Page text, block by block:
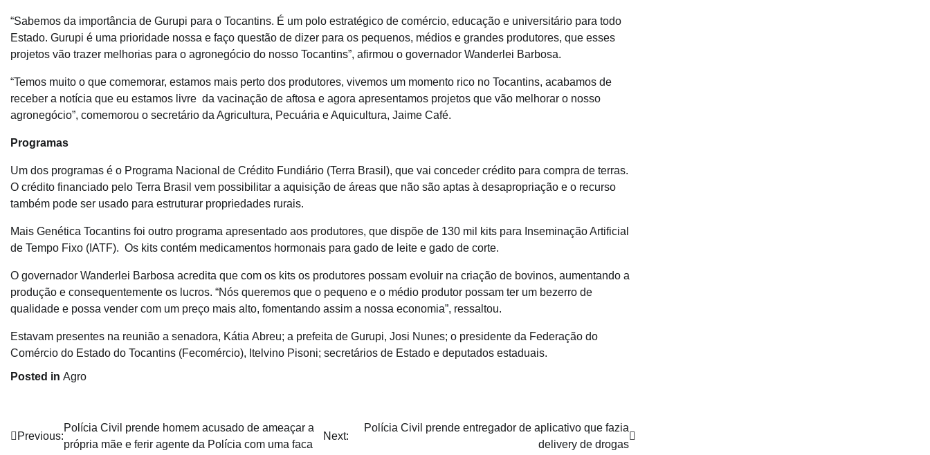
“Sabemos da importância de Gurupi para o Tocantins. É um polo estratégico de comércio, educação e universitário para todo
Estado. Gurupi é uma prioridade nossa e faço questão de dizer para os pequenos, médios e grandes produtores, que esses
projetos vão trazer melhorias para o agronegócio do nosso Tocantins”, afirmou o governador Wanderlei Barbosa.
“Temos muito o que comemorar, estamos mais perto dos produtores, vivemos um momento rico no Tocantins, acabamos de
receber a notícia que eu estamos livre da vacinação de aftosa e agora apresentamos projetos que vão melhorar o nosso
agronegócio”, comemorou o secretário da Agricultura, Pecuária e Aquicultura, Jaime Café.
Programas
Um dos programas é o Programa Nacional de Crédito Fundiário (Terra Brasil), que vai conceder crédito para compra de terras.
O crédito financiado pelo Terra Brasil vem possibilitar a aquisição de áreas que não são aptas à desapropriação e o recurso
também pode ser usado para estruturar propriedades rurais.
Mais Genética Tocantins foi outro programa apresentado aos produtores, que dispõe de 130 mil kits para Inseminação Artificial
de Tempo Fixo (IATF). Os kits contém medicamentos hormonais para gado de leite e gado de corte.
O governador Wanderlei Barbosa acredita que com os kits os produtores possam evoluir na criação de bovinos, aumentando a
produção e consequentemente os lucros. “Nós queremos que o pequeno e o médio produtor possam ter um bezerro de
qualidade e possa vender com um preço mais alto, fomentando assim a nossa economia”, ressaltou.
Estavam presentes na reunião a senadora, Kátia Abreu; a prefeita de Gurupi, Josi Nunes; o presidente da Federação do
Comércio do Estado do Tocantins (Fecomércio), Itelvino Pisoni; secretários de Estado e deputados estaduais.
Posted in Agro
Navegação
Previous:
Polícia Civil prende homem acusado de ameaçar a
própria mãe e ferir agente da Polícia com uma faca
Next:
Polícia Civil prende entregador de aplicativo que fazia
delivery de drogas